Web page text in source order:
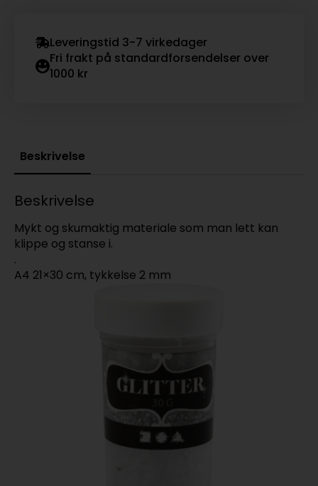
Leveringstid 3-7 virkedager
Fri frakt på standardforsendelser over
1000 kr
Beskrivelse
Beskrivelse
Mykt og skumaktig materiale som man lett kan
klippe og stanse i.
.
A4 21×30 cm, tykkelse 2 mm